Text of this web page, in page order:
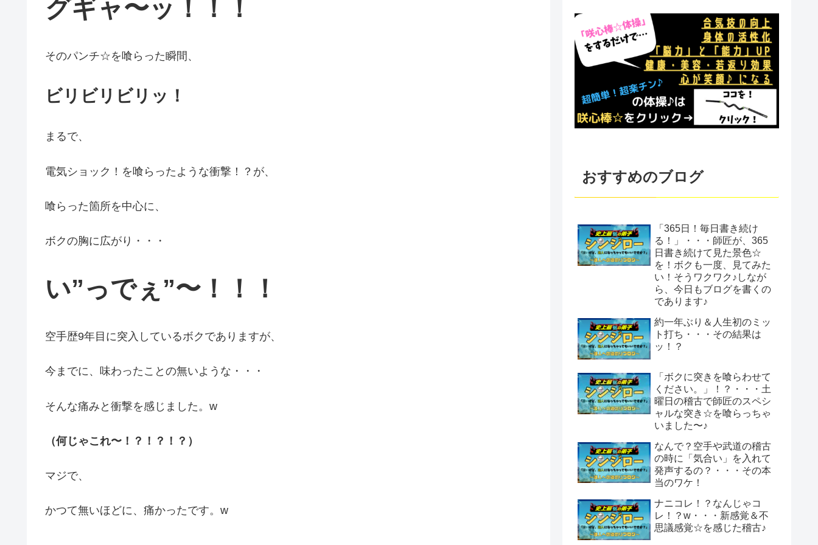
グギャ〜ッ！！！
そのパンチ☆を喰らった瞬間、
ビリビリビリッ！
まるで、
電気ショック！を喰らったような衝撃！？が、
喰らった箇所を中心に、
ボクの胸に広がり・・・
い”っでぇ ”〜！！！
空手歴9年目に突入しているボクでありますが、
今までに、味わったことの無いような・・・
そんな痛みと衝撃を感じました。w
（何じゃこれ〜！？！？！？）
マジで、
かつて無いほどに、痛かったです。w
おすすめのブログ
「365日！毎日書き続け
る！」・・・師匠が、365
日書き続けて見た景色☆
を！ボクも一度、見てみた
い！そうワクワク♪しなが
ら、今日もブログを書くの
であります♪
約一年ぶり＆人生初のミッ
ト打ち・・・その結果は
ッ！？
「ボクに突きを喰らわせて
ください。」！？・・・土
曜日の稽古で師匠のスペシ
ャルな突き☆を喰らっちゃ
いました〜♪
なんで？空手や武道の稽古
の時に「気合い」を入れて
発声するの？・・・その本
当のワケ！
ナニコレ！？なんじゃコ
レ！？w・・・新感覚＆不
思議感覚☆を感じた稽古♪